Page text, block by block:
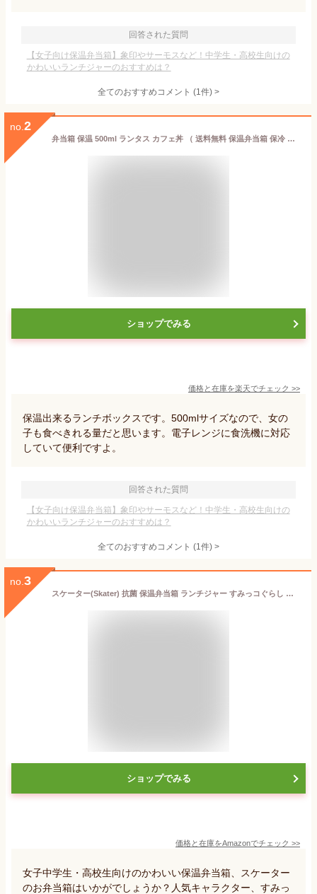
回答された質問
【女子向け保温弁当箱】象印やサーモスなど！中学生・高校生向けの
かわいいランチジャーのおすすめは？
全てのおすすめコメント (1件) >
no. 2
弁当箱 保温 500ml ランタス カフェ丼 （ 送料無料 保温弁当箱 保冷 お弁当箱 丼 食洗機対応 レンジ対応 食洗機OK レンジOK ランチボックス 弁当 丼ぶり 丼弁当箱 真空断熱構造 ステンレス 保温ランチボックス ）
ショップでみる
価格と在庫を楽天でチェック >>
保温出来るランチボックスです。500mlサイズなので、女の
子も食べきれる量だと思います。電子レンジに食洗機に対応
していて便利ですよ。
回答された質問
【女子向け保温弁当箱】象印やサーモスなど！中学生・高校生向けの
かわいいランチジャーのおすすめは？
全てのおすすめコメント (1件) >
no. 3
スケーター(Skater) 抗菌 保温弁当箱 ランチジャー すみっコぐらし ねこのきょうだい 560ml KCLJC6AG-A
ショップでみる
価格と在庫をAmazonでチェック >>
女子中学生・高校生向けのかわいい保温弁当箱、スケーター
のお弁当箱はいかがでしょうか？人気キャラクター、すみっ